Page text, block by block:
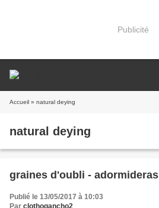
Publicité
Accueil » natural deying
natural deying
graines d'oubli - adormideras
Publié le 13/05/2017 à 10:03
Par clothogancho2